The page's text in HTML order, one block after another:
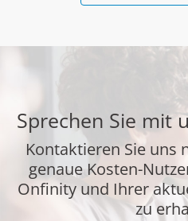
Sprechen Sie mit
Kontaktieren Sie uns
genaue Kosten-
Onfinity und Ihrer
zu